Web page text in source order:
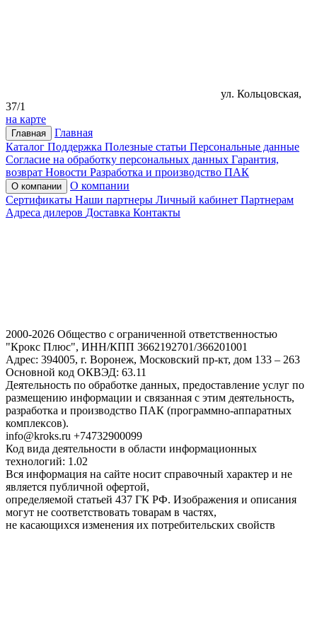
ул. Кольцовская,
37/1
на карте
Главная
Главная
Каталог Поддержка Полезные статьи Персональные данные
Согласие на обработку персональных данных Гарантия,
возврат Новости Разработка и производство ПАК
О компании
О компании
Сертификаты Наши партнеры Личный кабинет Партнерам
Адреса дилеров Доставка Контакты
2000-2026 Общество с ограниченной ответственностью
"Крокс Плюс", ИНН/КПП 3662192701/366201001
Адрес: 394005, г. Воронеж, Московский пр-кт, дом 133 – 263
Основной код ОКВЭД: 63.11
Деятельность по обработке данных, предоставление услуг по
размещению информации и связанная с этим деятельность,
разработка и производство ПАК (программно-аппаратных
комплексов).
info@kroks.ru +74732900099
Код вида деятельности в области информационных
технологий: 1.02
Вся информация на сайте носит справочный характер и не
является публичной офертой,
определяемой статьей 437 ГК РФ. Изображения и описания
могут не соответствовать товарам в частях,
не касающихся изменения их потребительских свойств